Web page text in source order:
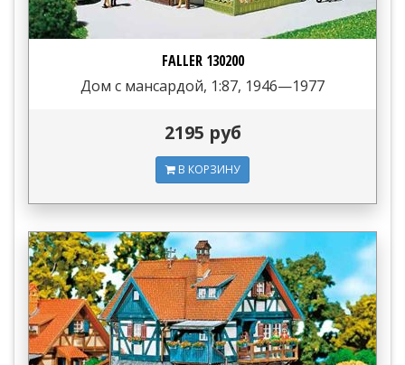
FALLER 130200
Дом с мансардой, 1:87, 1946—1977
2195 руб
В КОРЗИНУ